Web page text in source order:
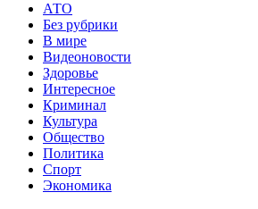
АТО
Без рубрики
В мире
Видеоновости
Здоровье
Интересное
Криминал
Культура
Общество
Политика
Спорт
Экономика